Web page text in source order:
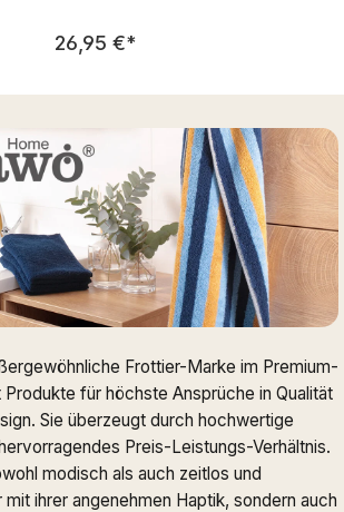
Regulärer Preis:
26,95 €*
Frottier-Marke im Premium-
für höchste Ansprüche in Qualität
Sie überzeugt durch hochwertige
Preis-Leistungs-Verhältnis.
modisch als auch zeitlos und
ihrer angenehmen Haptik, sondern auch